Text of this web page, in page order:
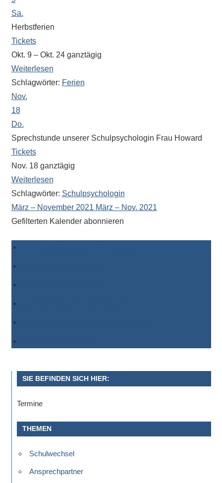
Sa.
Herbstferien
Tickets
Okt. 9 – Okt. 24 ganztägig
Weiterlesen
Schlagwörter: Ferien
Nov.
18
Do.
Sprechstunde unserer Schulpsychologin Frau Howard
Tickets
Nov. 18 ganztägig
Weiterlesen
Schlagwörter: Schulpsychologin
März – November 2021 März – Nov. 2021
Gefilterten Kalender abonnieren
SIE BEFINDEN SICH HIER:
Termine
THEMEN
Schulwechsel
Ansprechpartner